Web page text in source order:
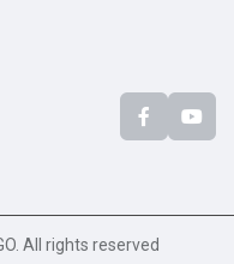
All rights reserved